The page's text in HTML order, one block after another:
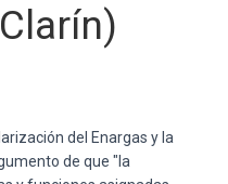
del Enargas y la
de que "la